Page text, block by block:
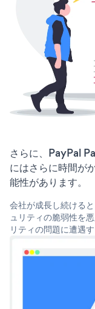
さらに、PayPal
にはさらに時間が
能性があります。
会社が成長し続ける
ュリティの脆弱性を
リティの問題に遭遇